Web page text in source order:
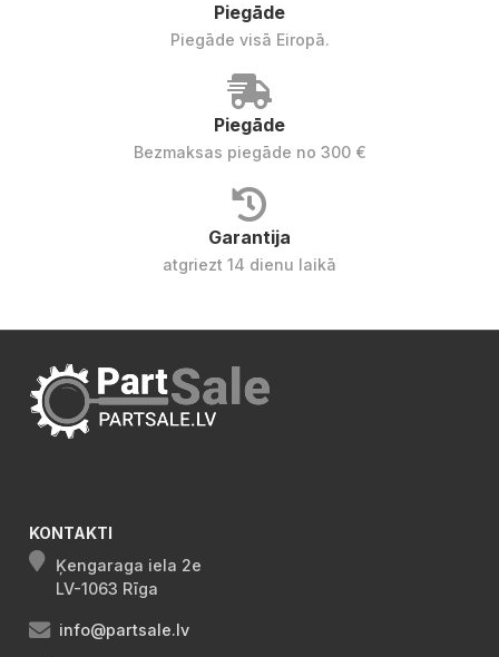
Piegāde
Piegāde visā Eiropā.
Piegāde
Bezmaksas piegāde no 300 €
Garantija
atgriezt 14 dienu laikā
KONTAKTI
Ķengaraga iela 2e
LV-1063 Rīga
info@partsale.lv